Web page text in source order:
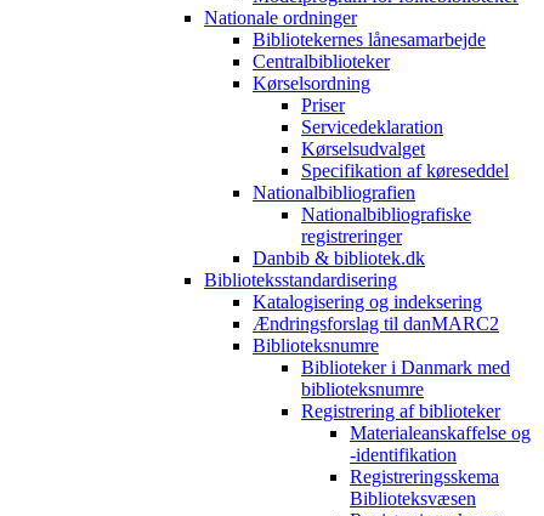
Nationale ordninger
Bibliotekernes lånesamarbejde
Centralbiblioteker
Kørselsordning
Priser
Servicedeklaration
Kørselsudvalget
Specifikation af køreseddel
Nationalbibliografien
Nationalbibliografiske
registreringer
Danbib & bibliotek.dk
Biblioteksstandardisering
Katalogisering og indeksering
Ændringsforslag til danMARC2
Biblioteksnumre
Biblioteker i Danmark med
biblioteksnumre
Registrering af biblioteker
Materialeanskaffelse og
-identifikation
Registreringsskema
Biblioteksvæsen